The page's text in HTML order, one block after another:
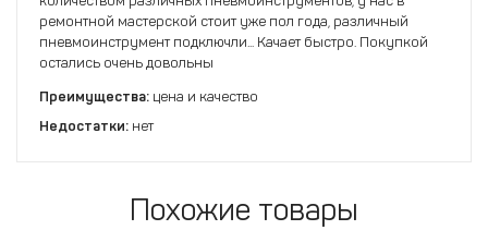
ремонтной мастерской стоит уже пол года, различный
пневмоинструмент подключли... Качает быстро. Покупкой
остались очень довольны
Преимущества: цена и качество
Недостатки: нет
Похожие товары